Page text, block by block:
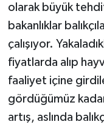
olarak büyük
bakanlıklar
çalışıyor.
fiyatlarda alıp
faaliyet içine
gördüğümüz
artış, aslında